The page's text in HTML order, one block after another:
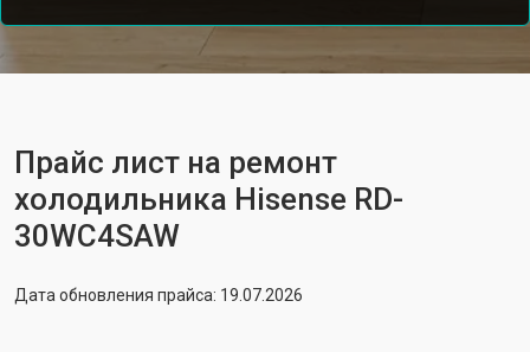
Прайс лист на ремонт
холодильника Hisense RD-
30WC4SAW
Дата обновления прайса: 19.07.2026